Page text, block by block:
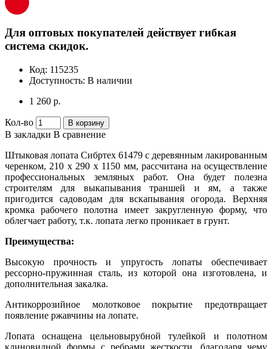
Для оптовых покупателей действует гибкая
система скидок.
Код: 115235
Доступность: В наличии
1 260 р.
Кол-во В корзину
В закладки В сравнение
Штыковая лопата Сибртех 61479 с деревянным лакированным
черенком, 210 х 290 х 1150 мм, рассчитана на осуществление
профессиональных земляных работ. Она будет полезна
строителям для выкапывания траншей и ям, а также
пригодится садоводам для вскапывания огорода. Верхняя
кромка рабочего полотна имеет закругленную форму, что
облегчает работу, т.к. лопата легко проникает в грунт.
Преимущества:
Высокую прочность и упругость лопаты обеспечивает
рессорно-пружинная сталь, из которой она изготовлена, и
дополнительная закалка.
Антикоррозийное молотковое покрытие предотвращает
появление ржавчины на лопате.
Лопата оснащена цельновырубной тулейкой и полотном
клиновидной формы с ребрами жесткости, благодаря чему